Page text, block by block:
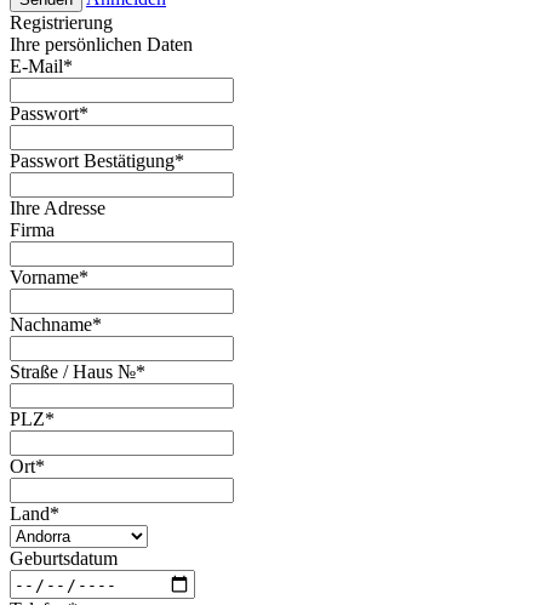
Registrierung
Ihre persönlichen Daten
E-Mail*
Passwort*
Passwort Bestätigung*
Ihre Adresse
Firma
Vorname*
Nachname*
Straße / Haus №*
PLZ*
Ort*
Land*
Geburtsdatum